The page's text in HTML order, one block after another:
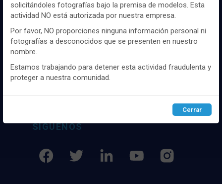
Distribuidor y mayorista textil de las mejores
mercado, marcas tanto nacionales como
experiencia como proveedor de los mejores
SÍGUENOS
Igualmente, utilizamos cookies para medir y obtener datos de
la navegación que realizas y para ajustar el contenido a tus
gustos y preferencias.
Puedesconfigurary aceptar el uso de cookies a tu gusto.
Para obtener más información visita nuestra
cookies.
Configurar Rechazar ACEPTAR
solicitándoles fotografías bajo la premisa de modelos. Esta
actividad NO está autorizada por nuestra empresa.
Por favor, NO proporciones ninguna información personal ni
fotografías a desconocidos que se presenten en nuestro
nombre.
Estamos trabajando para detener esta actividad fraudulenta y
proteger a nuestra comunidad.
Cerrar